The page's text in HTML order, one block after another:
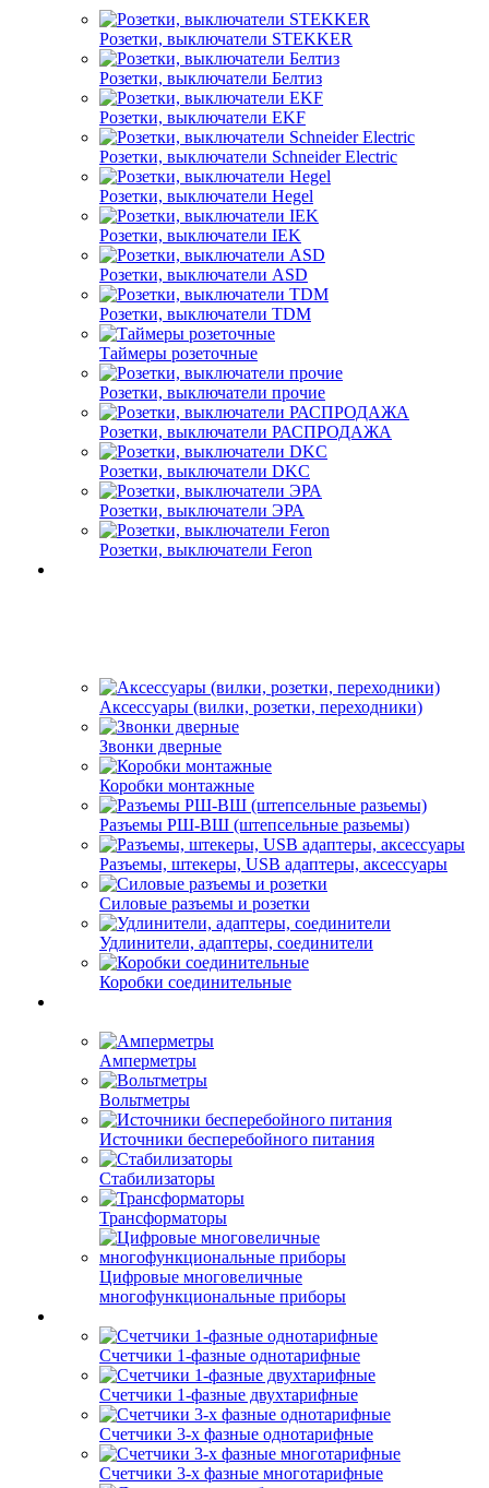
Розетки, выключатели STEKKER
Розетки, выключатели Белтиз
Розетки, выключатели EKF
Розетки, выключатели Schneider Electric
Розетки, выключатели Hegel
Розетки, выключатели IEK
Розетки, выключатели ASD
Розетки, выключатели TDM
Таймеры розеточные
Розетки, выключатели прочие
Розетки, выключатели РАСПРОДАЖА
Розетки, выключатели DKC
Розетки, выключатели ЭРА
Розетки, выключатели Feron
Аксессуары (вилки, розетки, переходники)
Звонки дверные
Коробки монтажные
Разъемы РШ-ВШ (штепсельные разьемы)
Разъемы, штекеры, USB адаптеры, аксессуары
Силовые разъемы и розетки
Удлинители, адаптеры, соединители
Коробки соединительные
Амперметры
Вольтметры
Источники бесперебойного питания
Стабилизаторы
Трансформаторы
Цифровые многовеличные
многофункциональные приборы
Счетчики 1-фазные однотарифные
Счетчики 1-фазные двухтарифные
Счетчики 3-х фазные однотарифные
Счетчики 3-х фазные многотарифные